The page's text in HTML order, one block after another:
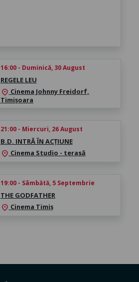
16:00 - Duminică, 30 August
REGELE LEU
location_on Cinema Johnny Freidorf,
Timișoara
21:00 - Miercuri, 26 August
B.D. INTRĂ ÎN ACȚIUNE
location_on Cinema Studio - terasă
19:00 - Sâmbătă, 5 Septembrie
THE GODFATHER
location_on Cinema Timiș